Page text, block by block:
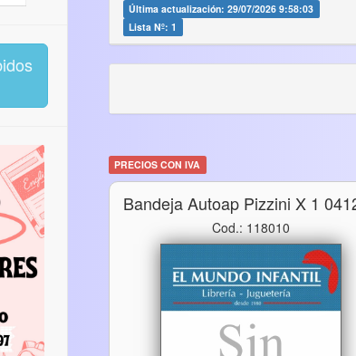
Última actualización: 29/07/2026 9:58:03
Lista Nº: 1
PRECIOS CON IVA
Bandeja Autoap Pizzini X 1
Cod.: 118010